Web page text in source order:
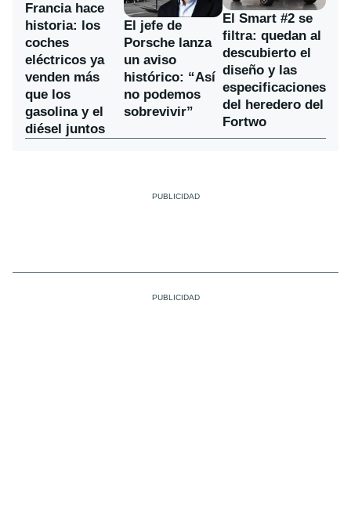
Francia hace
historia: los
coches
eléctricos ya
venden más
que los
gasolina y el
diésel juntos
El jefe de
Porsche lanza
un aviso
histórico: “Así
no podemos
sobrevivir”
El Smart #2 se
filtra: quedan al
descubierto el
diseño y las
especificaciones
del heredero del
Fortwo